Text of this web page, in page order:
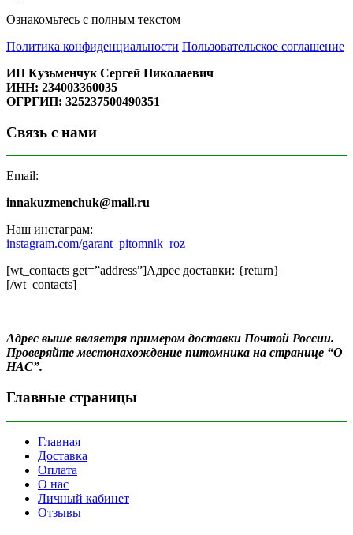
Ознакомьтесь с полным текстом
Политика конфиденциальности Пользовательское соглашение
ИП Кузьменчук Сергей Николаевич
ИНН: 234003360035
ОГРГИП: 325237500490351
Связь с нами
Email:
innakuzmenchuk@mail.ru
Наш инстаграм:
instagram.com/garant_pitomnik_roz
[wt_contacts get=”address”]Адрес доставки: {return}
[/wt_contacts]
Адрес выше являетря примером доставки Почтой России.
Проверяйте местонахождение питомника на странице “О
НАС”.
Главные страницы
Главная
Доставка
Оплата
О нас
Личный кабинет
Отзывы